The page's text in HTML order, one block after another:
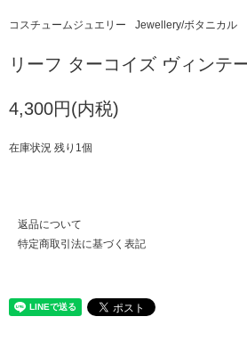
コスチュームジュエリー Jewellery/ボタニカル
リーフ ターコイズ ヴィンテ
4,300円(内税)
在庫状況 残り1個
返品について
特定商取引法に基づく表記